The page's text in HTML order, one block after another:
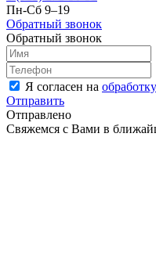
Пн-Сб 9–19
Обратный звонок
Обратный звонок
Я согласен на
Отправить
Отправлено
Свяжемся с Вами в